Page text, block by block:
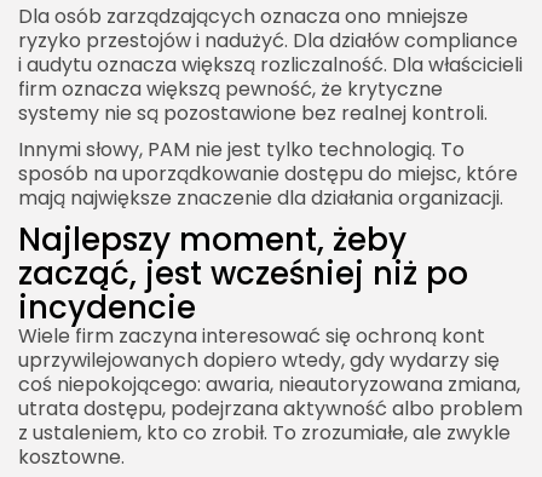
Dla osób zarządzających oznacza ono mniejsze
ryzyko przestojów i nadużyć. Dla działów compliance
i audytu oznacza większą rozliczalność. Dla właścicieli
firm oznacza większą pewność, że krytyczne
systemy nie są pozostawione bez realnej kontroli.
Innymi słowy, PAM nie jest tylko technologią. To
sposób na uporządkowanie dostępu do miejsc, które
mają największe znaczenie dla działania organizacji.
Najlepszy moment, żeby
zacząć, jest wcześniej niż po
incydencie
Wiele firm zaczyna interesować się ochroną kont
uprzywilejowanych dopiero wtedy, gdy wydarzy się
coś niepokojącego: awaria, nieautoryzowana zmiana,
utrata dostępu, podejrzana aktywność albo problem
z ustaleniem, kto co zrobił. To zrozumiałe, ale zwykle
kosztowne.